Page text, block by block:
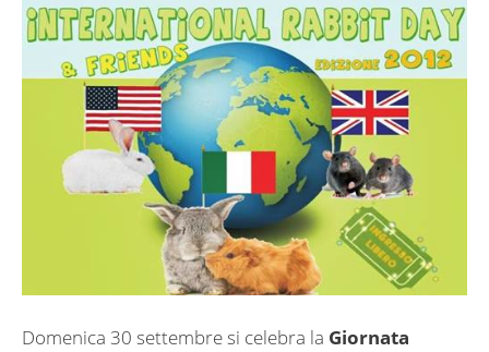
Domenica 30 settembre si celebra la Giornata